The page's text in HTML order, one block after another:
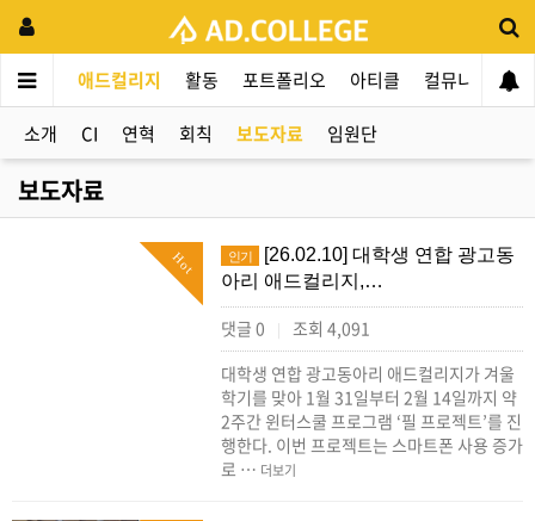
애드컬리지 활동 포트폴리오 아티클 컬뮤니티
소개 CI 연혁 회칙 보도자료 임원단
보도자료
Hot 인기
[26.02.10] 대학생 연합 광고동
아리 애드컬리지,…
댓글 0 |
조회 4,091
대학생 연합 광고동아리 애드컬리지가 겨울
학기를 맞아 1월 31일부터 2월 14일까지 약
2주간 윈터스쿨 프로그램 ‘필 프로젝트’를 진
행한다. 이번 프로젝트는 스마트폰 사용 증가
로 … 더보기